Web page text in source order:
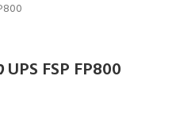
FSP FP800